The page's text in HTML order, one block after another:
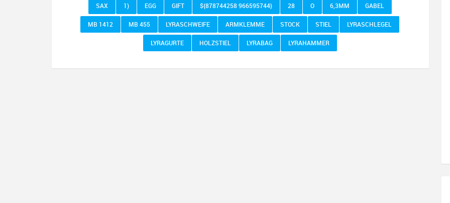
SAX 1) EGG GIFT ${878744258 966595744} 28 O 6,3MM GABEL
MB 1412 MB 455 LYRASCHWEIFE ARMKLEMME STOCK STIEL LYRASCHLEGEL
LYRAGURTE HOLZSTIEL LYRABAG LYRAHAMMER